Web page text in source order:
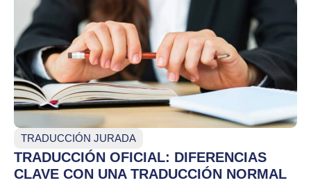
TRADUCCIÓN JURADA
TRADUCCIÓN OFICIAL: DIFERENCIAS
CLAVE CON UNA TRADUCCIÓN NORMAL